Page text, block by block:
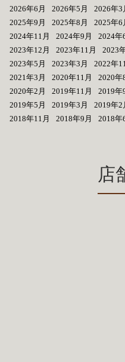
2026年6月
2026年5月 2026年3
2025年9月
2025年8月 2025年6
2024年11月
2024年9月 2024年
2023年12月
2023年11月 2023
2023年5月
2023年3月 2022年
2021年3月
2020年11月 2020年
2020年2月
2019年11月 2019年
2019年5月
2019年3月 2019年2
2018年11月
2018年9月 2018年
店